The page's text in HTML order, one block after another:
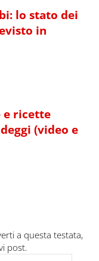
lo stato dei
in
e ricette
(video e
a questa testata,
post.